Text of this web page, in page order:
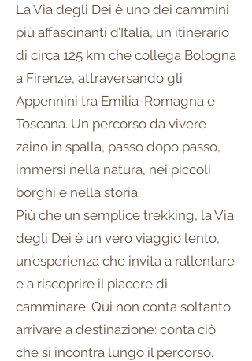
La Via degli Dei è uno dei cammini
più affascinanti d’Italia, un itinerario
di circa 125 km che collega Bologna
a Firenze, attraversando gli
Appennini tra Emilia-Romagna e
Toscana. Un percorso da vivere
zaino in spalla, passo dopo passo,
immersi nella natura, nei piccoli
borghi e nella storia.
Più che un semplice trekking, la Via
degli Dei è un vero viaggio lento,
un’esperienza che invita a rallentare
e a riscoprire il piacere di
camminare. Qui non conta soltanto
arrivare a destinazione: conta ciò
che si incontra lungo il percorso.